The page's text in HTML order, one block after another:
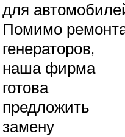
для
Помимо
генераторов,
наша фирма
готова
предложить
замену